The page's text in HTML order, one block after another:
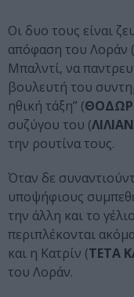
Οι δυο τους είναι
απόφαση του Λοράν (
Μπαλντί, να
βουλευτή του
ηθική τάξη” (
συζύγου του (
την ρουτίνα τους.
Όταν δε
υποψήφιους
την άλλη και το
περιπλέκονται
και η Κατρίν (ΤΕΤΑ
του Λοράν.